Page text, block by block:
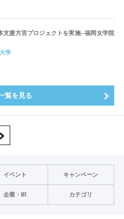
支援方言プロジェクトを実施--福岡女学院
学
覧を見る
イベント キャンペーン
企業・IR カテゴリ